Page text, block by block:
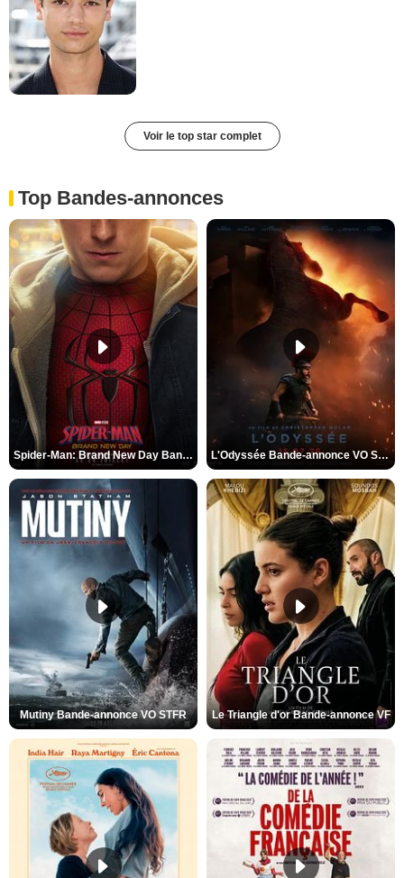
Voir le top star complet
Top Bandes-annonces
Spider-Man: Brand New Day Bande-annonce VO STFR L'Odyssée Bande-annonce VO STFR
Mutiny Bande-annonce VO STFR Le Triangle d'or Bande-annonce VF